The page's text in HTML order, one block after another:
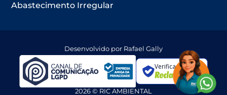
Abastecimento Irregular
2026 © RIC AMBIENTAL
Verificada por
Desenvolvido por Rafael Gally